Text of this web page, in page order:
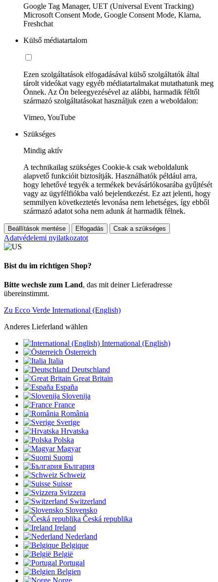
Google Tag Manager, UET (Universal Event Tracking)
Microsoft Consent Mode, Google Consent Mode, Klarna,
Freshchat
Külső médiatartalom
Ezen szolgáltatások elfogadásával külső szolgáltatók által
tárolt videókat vagy egyéb médiatartalmakat mutathatunk meg
Önnek. Az Ön beleegyezésével az alábbi, harmadik féltől
származó szolgáltatásokat használjuk ezen a weboldalon:
Vimeo, YouTube
Szükséges
Mindig aktív
A technikailag szükséges Cookie-k csak weboldalunk
alapvető funkcióit biztosítják. Használhatók például arra,
hogy lehetővé tegyék a termékek bevásárlókosarába gyűjtését
vagy az ügyfélfiókba való bejelentkezést. Ez azt jelenti, hogy
semmilyen következtetés levonása nem lehetséges, így ebből
származó adatot soha nem adunk át harmadik félnek.
Beállítások mentése Elfogadás Csak a szükséges
Adatvédelemi nyilatkozatot
Bist du im richtigen Shop?
Bitte wechsle zum Land, das mit deiner Lieferadresse
übereinstimmt.
Zu Ecco Verde International (English)
Anderes Lieferland wählen
International (English)
Österreich
Italia
Deutschland
Great Britain
España
Slovenija
France
România
Sverige
Hrvatska
Polska
Magyar
Suomi
България
Schweiz
Suisse
Svizzera
Switzerland
Slovensko
Česká republika
Ireland
Nederland
Belgique
België
Portugal
Belgien